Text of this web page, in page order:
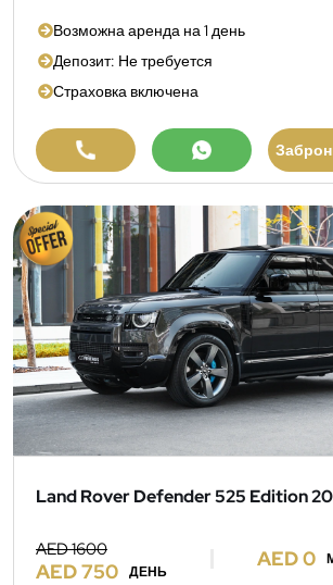
Возможна аренда на 1 день
Депозит: Не требуется
Страховка включена
Land Rover Defender 525 Edition
AED 1600
AED 750 ДЕНЬ
AED 0